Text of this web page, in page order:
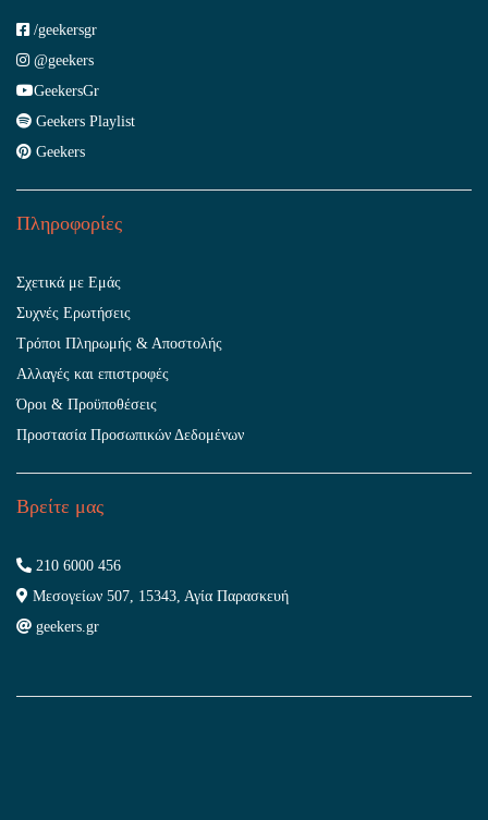
/geekersgr
@geekers
GeekersGr
Geekers Playlist
Geekers
Πληροφορίες
Σχετικά με Εμάς
Συχνές Ερωτήσεις
Τρόποι Πληρωμής & Αποστολής
Αλλαγές και επιστροφές
Όροι & Προϋποθέσεις
Προστασία Προσωπικών Δεδομένων
Βρείτε μας
210 6000 456
Μεσογείων 507, 15343, Αγία Παρασκευή
geekers.gr